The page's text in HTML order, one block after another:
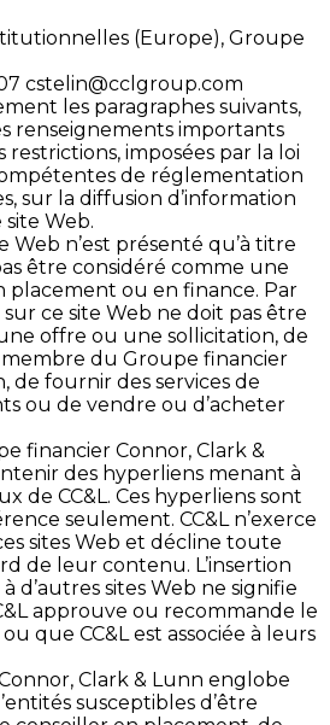
(Europe), Groupe
cstelin@cclgroup.com
les paragraphes suivants,
renseignements importants
imposées par la loi
de réglementation
sur la diffusion d’information
site Web.
Web n’est présenté qu’à titre
être considéré comme une
placement ou en finance. Par
ce site Web ne doit pas être
offre ou une sollicitation, de
membre du Groupe financier
de fournir des services de
ou de vendre ou d’acheter
financier Connor, Clark &
des hyperliens menant à
de CC&L. Ces hyperliens sont
seulement. CC&L n’exerce
sites Web et décline toute
de leur contenu. L’insertion
d’autres sites Web ne signifie
approuve ou recommande le
que CC&L est associée à leurs
Clark & Lunn englobe
susceptibles d’être